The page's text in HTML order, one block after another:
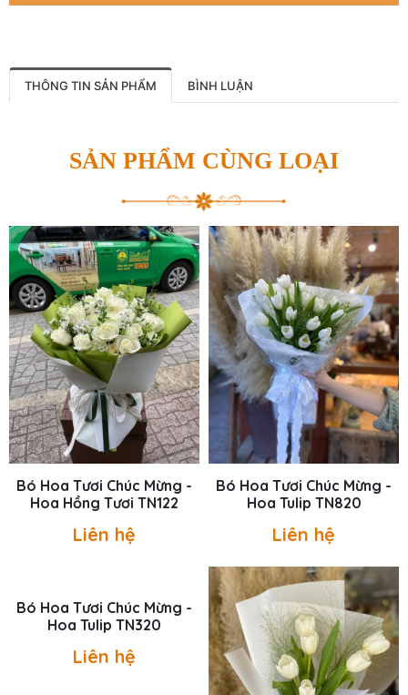
THÔNG TIN SẢN PHẨM BÌNH LUẬN
SẢN PHẨM CÙNG LOẠI
Bó Hoa Tươi Chúc Mừng -
Hoa Hồng Tươi TN122
Liên hệ
Bó Hoa Tươi Chúc Mừng -
Hoa Tulip TN820
Liên hệ